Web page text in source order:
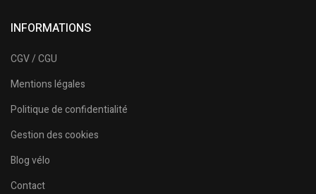
INFORMATIONS
CGV / CGU
Mentions légales
Politique de confidentialité
Gestion des cookies
Blog vélo
Contact